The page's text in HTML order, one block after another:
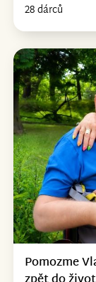
28 dárců
Pomozme